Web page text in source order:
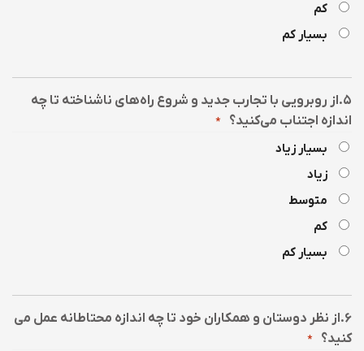
کم
بسیار کم
۵.از روبرویی با تجارب جدید و شروع راه‌های ناشناخته تا چه
اندازه اجتناب می‌کنید؟
*
بسیار زیاد
زیاد
متوسط
کم
بسیار کم
۶.از نظر دوستان و همکاران خود تا چه اندازه محتاطانه عمل می
کنید؟
*